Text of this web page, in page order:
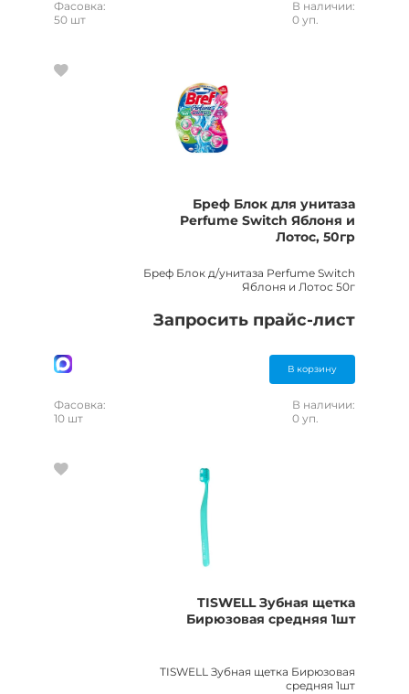
Фасовка:
50 шт
В наличии:
0 уп.
Бреф Блок для унитаза
Perfume Switch Яблоня и
Лотос, 50гр
Бреф Блок д/унитаза Perfume Switch
Яблоня и Лотос 50г
Запросить прайс-лист
В корзину
Фасовка:
10 шт
В наличии:
0 уп.
TISWELL Зубная щетка
Бирюзовая средняя 1шт
TISWELL Зубная щетка Бирюзовая
средняя 1шт